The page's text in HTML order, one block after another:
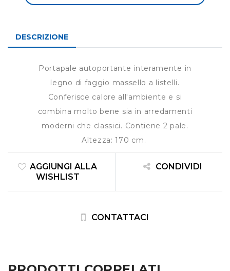
DESCRIZIONE
Portapale autoportante interamente in
legno di faggio massello a listelli.
Conferisce calore all'ambiente e si
combina molto bene sia in arredamenti
moderni che classici. Contiene 2 pale.
Altezza: 170 cm.
AGGIUNGI ALLA
WISHLIST
CONDIVIDI
CONTATTACI